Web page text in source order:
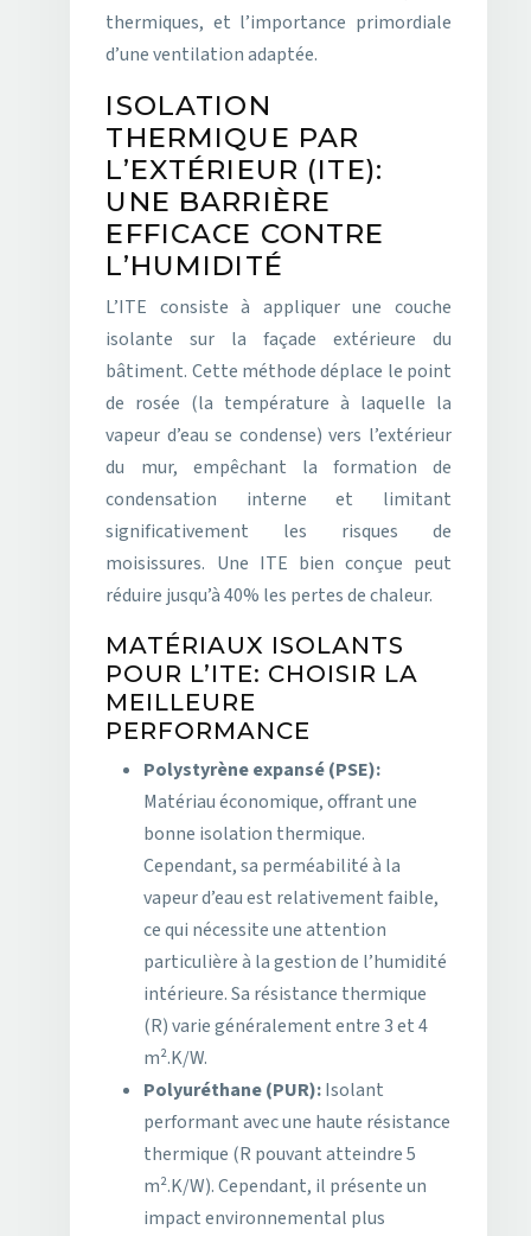
thermiques, et l’importance primordiale
d’une ventilation adaptée.
ISOLATION
THERMIQUE PAR
L’EXTÉRIEUR (ITE):
UNE BARRIÈRE
EFFICACE CONTRE
L’HUMIDITÉ
L’ITE consiste à appliquer une couche
isolante sur la façade extérieure du
bâtiment. Cette méthode déplace le point
de rosée (la température à laquelle la
vapeur d’eau se condense) vers l’extérieur
du mur, empêchant la formation de
condensation interne et limitant
significativement les risques de
moisissures. Une ITE bien conçue peut
réduire jusqu’à 40% les pertes de chaleur.
MATÉRIAUX ISOLANTS
POUR L’ITE: CHOISIR LA
MEILLEURE
PERFORMANCE
Polystyrène expansé (PSE):
Matériau économique, offrant une
bonne isolation thermique.
Cependant, sa perméabilité à la
vapeur d’eau est relativement faible,
ce qui nécessite une attention
particulière à la gestion de l’humidité
intérieure. Sa résistance thermique
(R) varie généralement entre 3 et 4
m².K/W.
Polyuréthane (PUR):Isolant
performant avec une haute résistance
thermique (R pouvant atteindre 5
m².K/W). Cependant, il présente un
impact environnemental plus